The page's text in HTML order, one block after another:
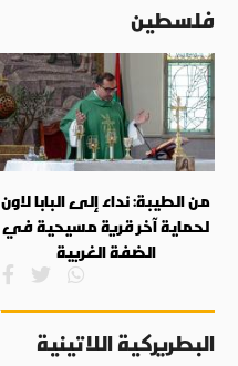
فلسطين
من الطيبة: نداء إلى البابا لاون
لحماية آخر قرية مسيحية في
الضفة الغربية
البطريركية اللاتينية